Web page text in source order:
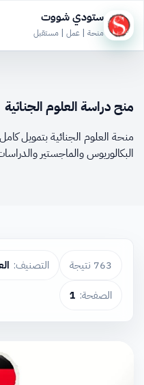
ستودي شووت
منحة | عمل | مستقبل
منح دراسة العلوم الجنائية
منحة العلوم الجنائية
البكالوريوس والماجستير
763 نتيجة التصنيف:
الصفحة: 1